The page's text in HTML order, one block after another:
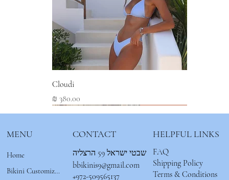
Cloudi
מחיר
MENU
Home
Bikini Customizer 🌟
CONTACT
שבטי ישראל 59 הרצליה
bbikinis9@gmail.com
+972-509565137
HELPFUL LINKS
FAQ
Shipping Policy
Terms & Conditions